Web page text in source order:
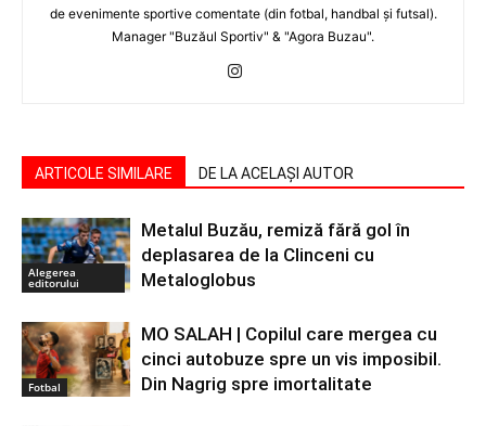
de evenimente sportive comentate (din fotbal, handbal şi futsal).
Manager "Buzăul Sportiv" & "Agora Buzau".
ARTICOLE SIMILARE DE LA ACELAȘI AUTOR
Alegerea
editorului
Metalul Buzău, remiză fără gol în
deplasarea de la Clinceni cu
Metaloglobus
Fotbal
MO SALAH | Copilul care mergea cu
cinci autobuze spre un vis imposibil.
Din Nagrig spre imortalitate